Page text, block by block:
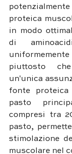
proteica
in modo
di
piuttosto
un'unica
fonte
pasto
compresi tra
pasto,
stimolazione
muscolare nel